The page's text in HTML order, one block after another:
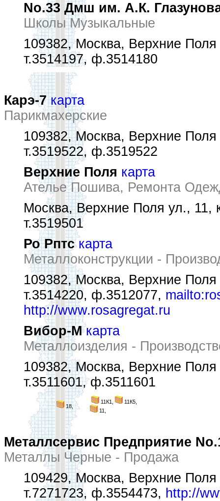
No.33 Дмш им. А.К.
Школы Музыкальные
109382, Москва, Верхние Поля
т.3514197, ф.3514180
Карэ-7 карта
Парикмахерские
109382, Москва, Верхние Поля
т.3519522, ф.3519522
Верхние Поля карта
Ателье Пошива, Ремонта
Москва, Верхние Поля ул., 11,
т.3519501
Ро Рптс карта
Металлоконструкции -
109382, Москва, Верхние Поля
т.3514220, ф.3512077,
http://www.rosagregat.ru
Вибор-М карта
Металлоизделия -
109382, Москва, Верхние Поля
т.3511601, ф.3511601
18,
11К1,
11К5,
11,
Металлсервис Предприятие
Металлы Черные - Продажа
109429, Москва, Верхние Поля
т.7271723, ф.3554473, http://